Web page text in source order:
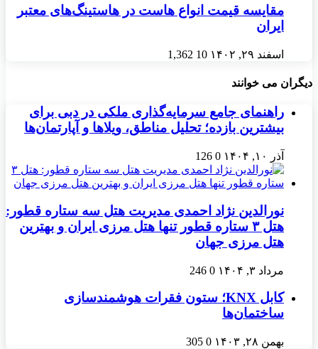
مقایسه قیمت انواع هاست در هاستینگ‌های معتبر
ایران
اسفند ۲۹, ۱۴۰۲ 10
1,362
دیگران می خوانند
راهنمای جامع سرمایه‌گذاری ملکی در دبی برای
بیشترین بازده؛ تحلیل مناطق، ویلاها و آپارتمان‌ها
آذر ۱۰, ۱۴۰۴ 0
126
نورالدین نژاد احمدی مدیریت هتل سه ستاره قطور:
هتل ۳ ستاره قطور تنها هتل مرزی ایران و بهترین
هتل مرزی جهان
مرداد ۳, ۱۴۰۴ 0
246
کابل KNX؛ ستون فقرات هوشمندسازی
ساختمان‌ها
بهمن ۲۸, ۱۴۰۳ 0
305